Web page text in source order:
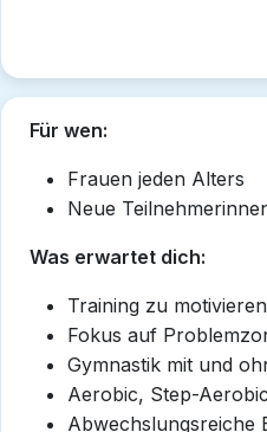
Für wen:
Frauen jeden Alters
Neue
Was erwartet dich:
Training zu
Fokus auf
Gymnastik mit und
Aerobic, Step-
Abwechslungsreiche